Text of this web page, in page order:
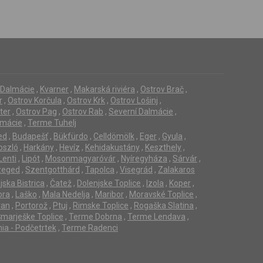
, Kvarner , Makarská riviéra , Ostrov Brač ,
, Ostrov Korčula , Ostrov Krk , Ostrov Lošinj ,
, Ostrov Pag , Ostrov Rab , Severní Dalmácie ,
, Terme Tuhelj
, Budapešť , Bükfürdo , Celldömölk , Eger , Gyula ,
, Harkány , Hevíz , Kehidakustány , Keszthely ,
Lenti , Lipót , Mosonmagyaróvár , Nyíregyháza , Sárvár ,
, Szentgotthárd , Tapolca , Visegrád , Zalakaros
Bistrica , Čatež , Dolenjske Toplice , Izola , Koper ,
, Laško , Mala Nedelja , Maribor , Moravské Toplice ,
, Portorož , Ptuj , Rimske Toplice , Rogaška Slatina ,
Toplice , Terme Dobrna , Terme Lendava ,
- Podčetrtek , Terme Radenci